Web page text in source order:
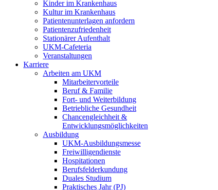
Kinder im Krankenhaus
Kultur im Krankenhaus
Patientenunterlagen anfordern
Patientenzufriedenheit
Stationärer Aufenthalt
UKM-Cafeteria
Veranstaltungen
Karriere
Arbeiten am UKM
Mitarbeitervorteile
Beruf & Familie
Fort- und Weiterbildung
Betriebliche Gesundheit
Chancengleichheit &
Entwicklungsmöglichkeiten
Ausbildung
UKM-Ausbildungsmesse
Freiwilligendienste
Hospitationen
Berufsfelderkundung
Duales Studium
Praktisches Jahr (PJ)